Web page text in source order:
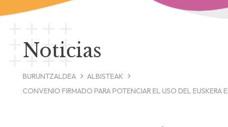
Noticias
BURUNTZALDEA
ALBISTEAK
CONVENIO FIRMADO PARA POTENCIAR EL USO DEL EUSKERA